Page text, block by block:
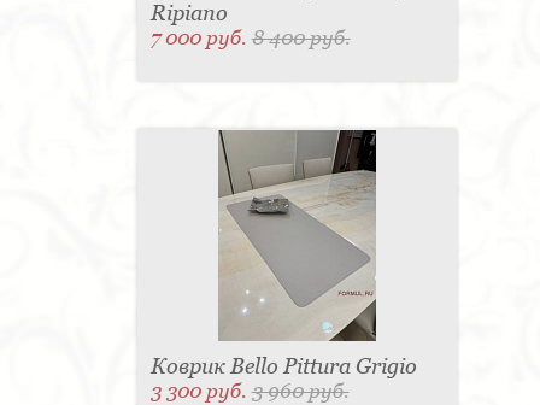
Ripiano
7 000 руб.8 400 руб.
Коврик Bello Pittura Grigio
3 300 руб.3 960 руб.